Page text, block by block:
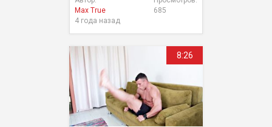
685
Max True
4 года назад
8:26